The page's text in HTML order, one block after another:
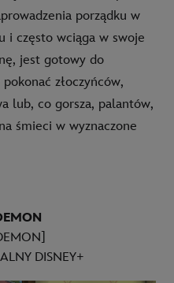
porządku w
i często wciąga w swoje
jest gotowy do
złoczyńców,
lub, co gorsza, palantów,
śmieci w wyznaczone
DISNEY+